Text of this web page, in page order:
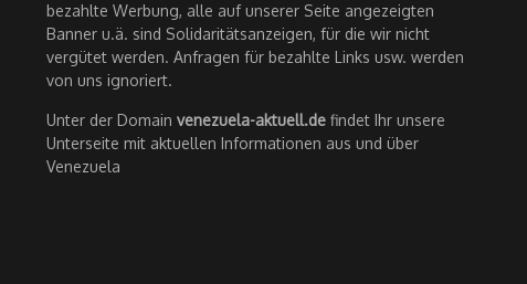
bezahlte Werbung, alle auf unserer Seite angezeigten
Banner u.ä. sind Solidaritätsanzeigen, für die wir nicht
vergütet werden. Anfragen für bezahlte Links usw. werden
von uns ignoriert.
Unter der Domain venezuela-aktuell.de findet Ihr unsere
Unterseite mit aktuellen Informationen aus und über
Venezuela